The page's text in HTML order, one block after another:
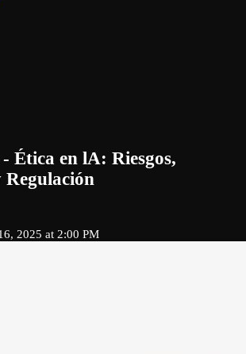
Ética en lA: Riesgos,
Regulación
2025 at 2:00 PM